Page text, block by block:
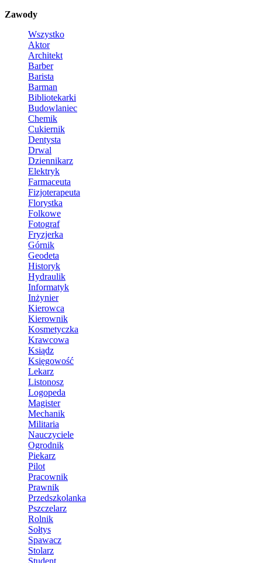
Zawody
Wszystko
Aktor
Architekt
Barber
Barista
Barman
Bibliotekarki
Budowlaniec
Chemik
Cukiernik
Dentysta
Drwal
Dziennikarz
Elektryk
Farmaceuta
Fizjoterapeuta
Florystka
Folkowe
Fotograf
Fryzjerka
Górnik
Geodeta
Historyk
Hydraulik
Informatyk
Inżynier
Kierowca
Kierownik
Kosmetyczka
Krawcowa
Ksiądz
Księgowość
Lekarz
Listonosz
Logopeda
Magister
Mechanik
Militaria
Nauczyciele
Ogrodnik
Piekarz
Pilot
Pracownik
Prawnik
Przedszkolanka
Pszczelarz
Rolnik
Sołtys
Spawacz
Stolarz
Student